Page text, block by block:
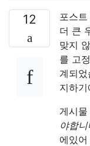
12
포스
더 큰
맞지
를 고
계되
지하
게시물
야합니
에있